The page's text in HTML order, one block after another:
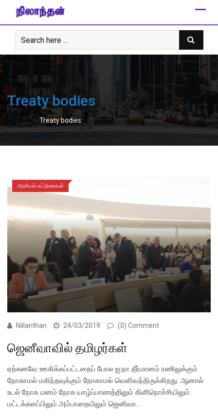
content
Treaty bodies
Home-Treaty bodies
அரசியல் கட்டுரைகள்
Nillanthan 24/03/2019 (0) Comment
ஜெனீவாவில் தமிழர்கள்
ஏற்கனவே ஊகிக்கப்பட்டதைப் போல ஐ.நா தீர்மானம் ரணிலுக்கும்
நோகாமல் மகிந்தவுக்கும் நோகாமல் வெளிவந்திருக்கிறது. ஆனால்
உடல் நோக மனம் நோக யாழ்ப்பாணத்திலும் கிளிநொச்சியிலும்
மட்டக்களப்பிலும் அம்பாறையிலும் ஜெனிவா…